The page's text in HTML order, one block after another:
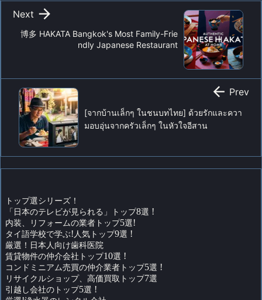
博多 HAKATA Bangkok's Most Family-Frie
ndly Japanese Restaurant

Next
[จากบ้านเล็กๆ ในชนบทไทย] ด้วยรักและควา
มอบอุ่นจากครัวเล็กๆ ในหัวใจอีสาน
 Prev
トップ選シリーズ！
「日本のテレビが見られる」トップ8選 !
内装、リフォームの業者トップ5選!
タイ語学校で学ぶ!人気トップ9選 !
厳選！日本人向け歯科医院
賃貸物件の仲介会社トップ10選 !
コンドミニアム売買の仲介業者トップ5選 !
リサイクルショップ、高価買取トップ7選
引越し会社のトップ5選 !